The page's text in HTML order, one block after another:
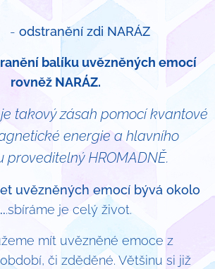
-odstranění zdi NARÁZ
balíku uvězněných emocí
rovněž NARÁZ.
takový zásah pomocí kvantové
energie a hlavního
proveditelný HROMADNĚ.
uvězněných emocí bývá okolo
.sbíráme je celý život.
mít uvězněné emoce z
či zděděné. Většinu si již